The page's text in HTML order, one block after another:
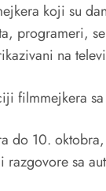
koji su
programeri,
na
filmmejkera
do 10.
razgovore sa